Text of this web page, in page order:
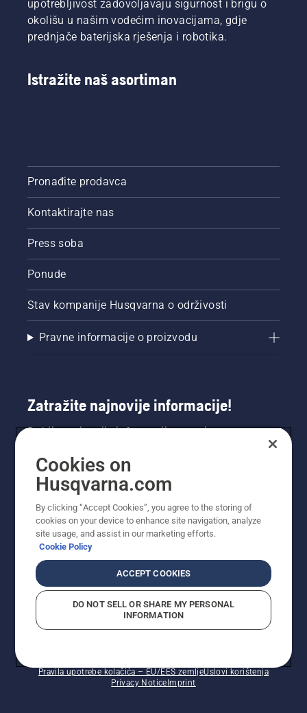
upotrebljivost zadovoljavaju sigurnost i brigu o
okolišu u našim vodećim inovacijama, gdje
prednjače baterijska rješenja i robotika.
Istražite naš asortiman
Pronađite prodavca
Kontaktirajte nas
Press soba
Ponude
Stav kompanije Husqvarna o održivosti
Pravne informacije o proizvodu
Zatražite najnovije informacije!
Dobijte najnovije informacije o novim
toga. Ovdje se registrirajte za naš bilten.
Pravila upotrebe kolačića – EU/EES zemljeUslovi korištenja
Privacy NoticeImprint
Cookies on
Husqvarna.com
By clicking “Accept Cookies”, you agree to the storing of
cookies on your device to enhance site navigation, analyze
site usage, and assist in our marketing efforts.
Cookie Policy
ACCEPT COOKIES
DO NOT SELL OR SHARE MY PERSONAL
INFORMATION